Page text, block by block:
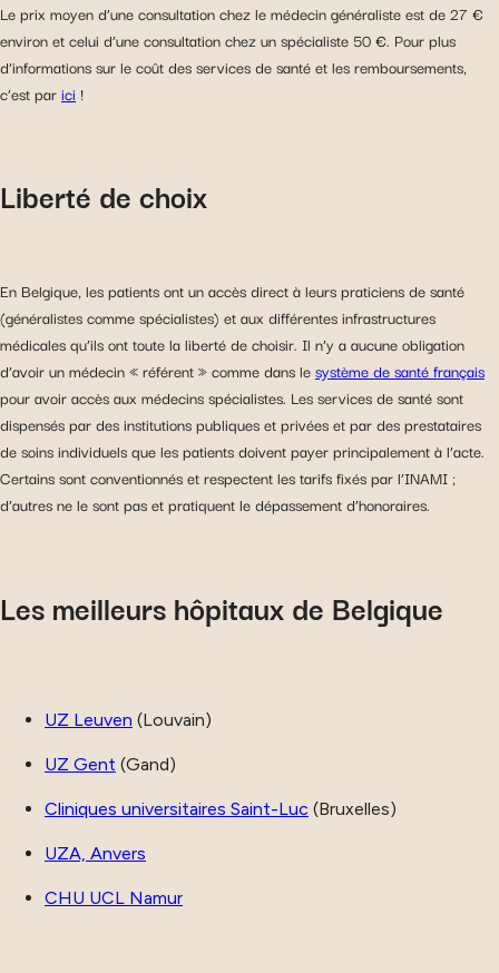
Le prix moyen d’une consultation chez le médecin généraliste est de 27 €
environ et celui d’une consultation chez un spécialiste 50 €. Pour plus
d’informations sur le coût des services de santé et les remboursements,
c’est parici !
Liberté de choix
En Belgique, les patients ont un accès direct à leurs praticiens de santé
(généralistes comme spécialistes) et aux différentes infrastructures
médicales qu’ils ont toute la liberté de choisir. Il n’y a aucune obligation
d’avoir un médecin « référent » comme dans lesystème de santé français
pour avoir accès aux médecins spécialistes. Les services de santé sont
dispensés par des institutions publiques et privées et par des prestataires
de soins individuels que les patients doivent payer principalement à l’acte.
Certains sont conventionnés et respectent les tarifs fixés par l’INAMI ;
d’autres ne le sont pas et pratiquent le dépassement d’honoraires.
Les meilleurs hôpitaux de Belgique
UZ Leuven (Louvain)
UZ Gent (Gand)
Cliniques universitaires Saint-Luc (Bruxelles)
UZA, Anvers
CHU UCL Namur